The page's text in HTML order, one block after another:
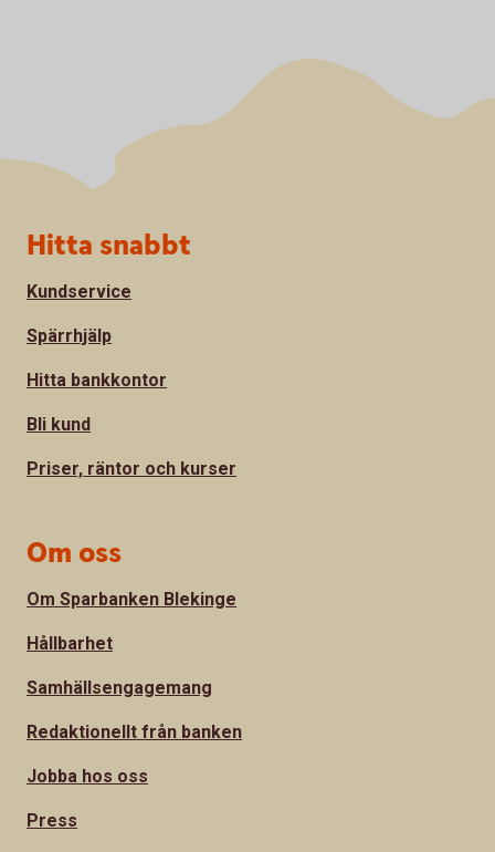
Sidfot
Hitta snabbt
Kundservice
Spärrhjälp
Hitta bankkontor
Bli kund
Priser, räntor och kurser
Om oss
Om Sparbanken Blekinge
Hållbarhet
Samhällsengagemang
Redaktionellt från banken
Jobba hos oss
Press